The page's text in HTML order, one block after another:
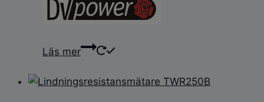
Läs mer